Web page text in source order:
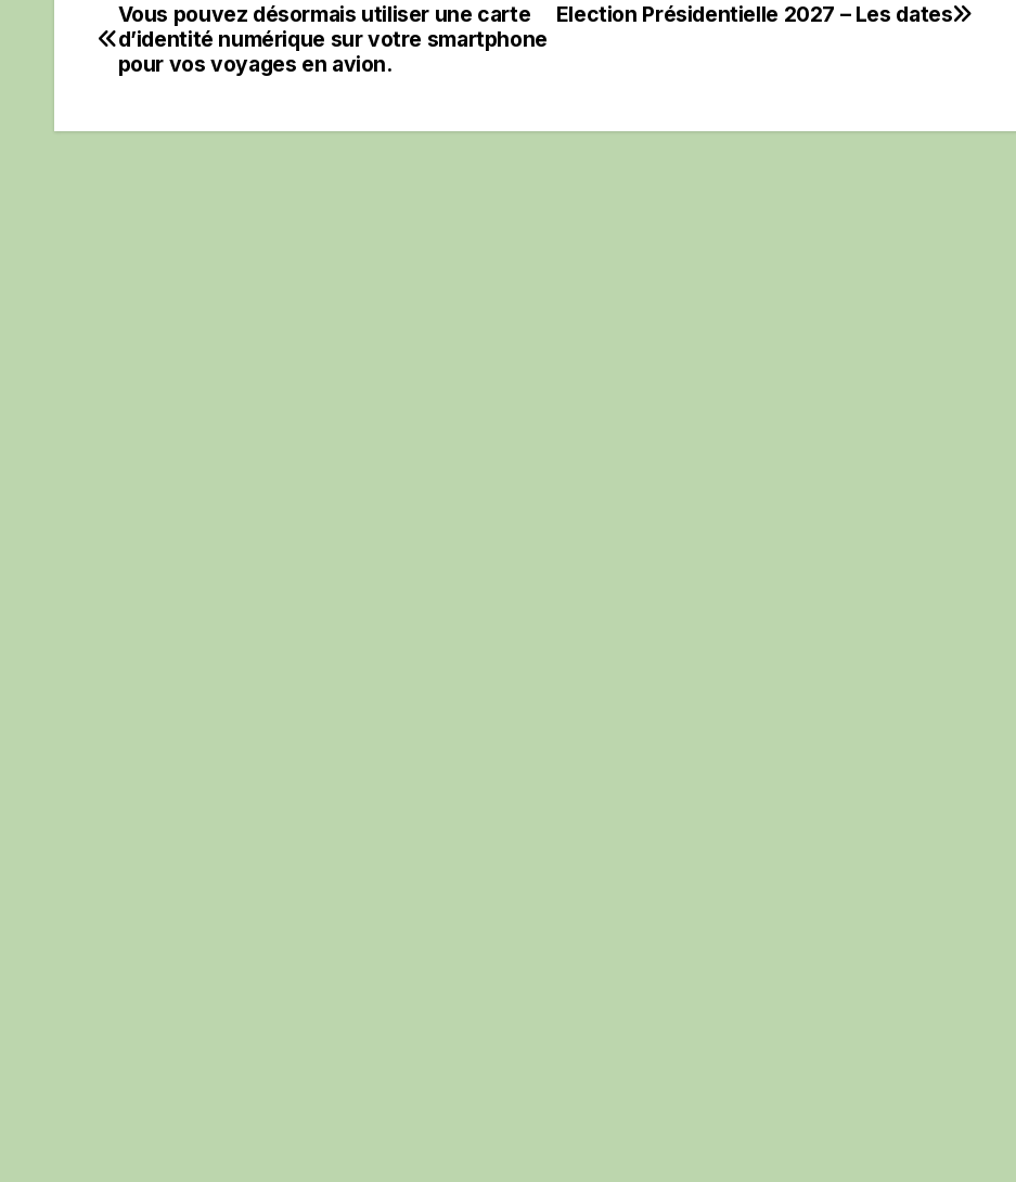
Navigation
de
Election Présidentielle 2027 – Les dates
Vous pouvez désormais utiliser une carte
d’identité numérique sur votre smartphone
pour vos voyages en avion.